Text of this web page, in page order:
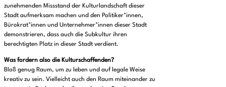
zunehmenden Missstand der Kulturlandschaft dieser
Stadt aufmerksam machen und den Politiker*innen,
Bürokrat*innen und Unternehmer*innen dieser Stadt
demonstrieren, dass auch die Subkultur ihren
berechtigten Platz in dieser Stadt verdient.
Was fordern also die Kulturschaffenden?
Bloß genug Raum, um zu leben und auf legale Weise
kreativ zu sein. Vielleicht auch den Raum miteinander zu